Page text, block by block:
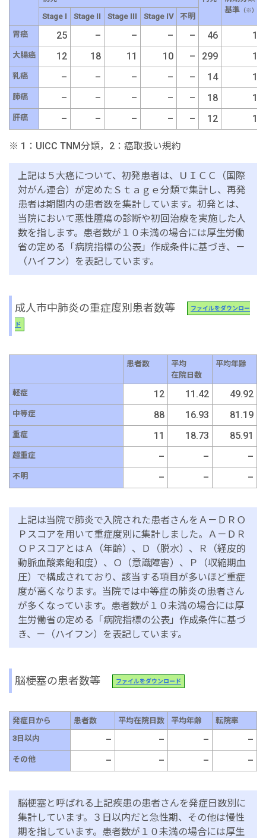
基準 （※）
Stage I
Stage II Stage III Stage IV
不明
胃癌
25 – – – – 46 1
大腸癌 12 18 11 10 – 299 1
乳癌 – – – – – 14 1
肺癌 – – – – – 18 1
肝癌 – – – – – 12 1
※ 1：UICC TNM分類，2：癌取扱い規約
上記は５大癌について、初発患者は、ＵＩＣＣ（国際
対がん連合）が定めたＳｔａｇｅ分類で集計し、再発
患者は期間内の患者数を集計しています。初発とは、
当院において悪性腫瘍の診断や初回治療を実施した人
数を指します。患者数が１０未満の場合には厚生労働
省の定める「病院指標の公表」作成条件に基づき、－
（ハイフン）を表記しています。
成人市中肺炎の重症度別患者数等 ファイルをダウンロー
ド
患者数
平均
在院日数
平均年齢
軽症 12 11.42 49.92
中等症 88 16.93 81.19
重症 11 18.73 85.91
超重症 – – –
不明 – – –
上記は当院で肺炎で入院された患者さんをＡ－ＤＲＯ
Ｐスコアを用いて重症度別に集計しました。Ａ－ＤＲ
ＯＰスコアとはＡ（年齢）、Ｄ（脱水）、Ｒ（経皮的
動脈血酸素飽和度）、Ｏ（意識障害）、Ｐ（収縮期血
圧）で構成されており、該当する項目が多いほど重症
度が高くなります。当院では中等症の肺炎の患者さん
が多くなっています。患者数が１０未満の場合には厚
生労働省の定める「病院指標の公表」作成条件に基づ
き、－（ハイフン）を表記しています。
脳梗塞の患者数等 ファイルをダウンロード
発症日から 患者数 平均在院日数 平均年齢
転院率
3日以内
– – – –
その他 – – – –
脳梗塞と呼ばれる上記疾患の患者さんを発症日数別に
集計しています。３日以内だと急性期、その他は慢性
期を指しています。患者数が１０未満の場合には厚生